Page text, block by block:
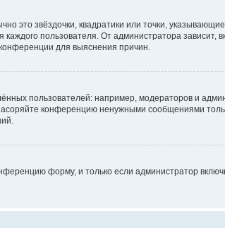
это звёздочки, квадратики или точки,
пользователя. От администратора зависит,
для выяснения причин.
пользователей: например, модераторов и
конференцию ненужными сообщениями
форму, и только если администратор